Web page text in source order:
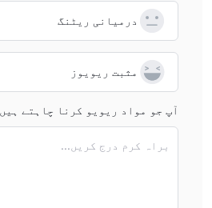
درمیانی ریٹنگ
مثبت ریویوز
آپ جو مواد ریویو کرنا چاہتے ہیں
براہ کرم درج کریں...